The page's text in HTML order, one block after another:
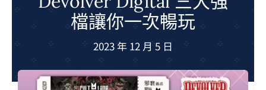
夢想TV
檔讓你一次暢玩
2023 年 12 月 5 日